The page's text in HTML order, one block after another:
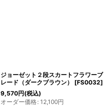
ジョーゼット２段スカートフラワーブ
レード（ダークブラウン）
[FS0032]
9,570円(税込)
オーダー価格: 12,100円